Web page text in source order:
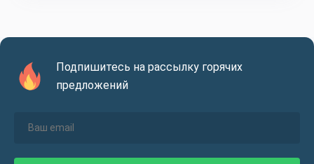
Подпишитесь на рассылку горячих
предложений